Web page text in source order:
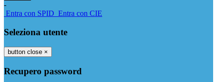
-
Entra con SPID Entra con CIE
Seleziona utente
button close ×
Recupero password